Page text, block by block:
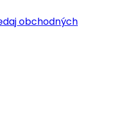
obchodných